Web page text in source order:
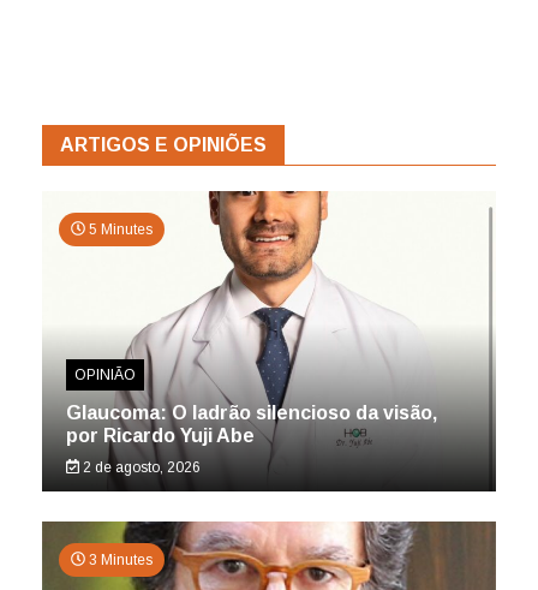
ARTIGOS E OPINIÕES
5 Minutes
OPINIÃO
Glaucoma: O ladrão silencioso da visão,
por Ricardo Yuji Abe
2 de agosto, 2026
3 Minutes